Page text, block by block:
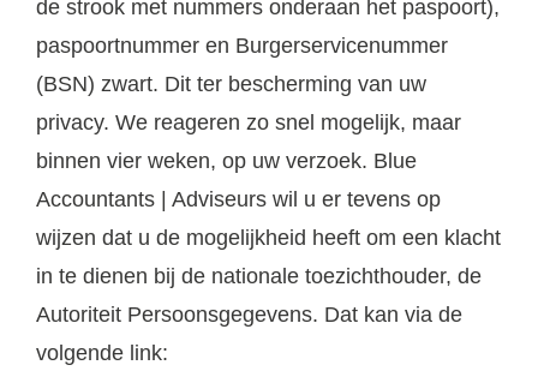
de strook met nummers onderaan het paspoort),
paspoortnummer en Burgerservicenummer
(BSN) zwart. Dit ter bescherming van uw
privacy. We reageren zo snel mogelijk, maar
binnen vier weken, op uw verzoek. Blue
Accountants | Adviseurs wil u er tevens op
wijzen dat u de mogelijkheid heeft om een klacht
in te dienen bij de nationale toezichthouder, de
Autoriteit Persoonsgegevens. Dat kan via de
volgende link: